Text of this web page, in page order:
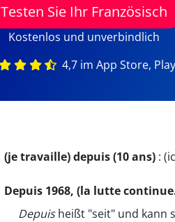
Testen Sie Ihr Französisch
Kostenlos und unverbindlich
4,7 im App Store,
(je travaille) depuis (10 ans) :
Depuis 1968, (la lutte
Depuisheißt "seit" und kann